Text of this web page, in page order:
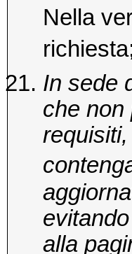
Nella
In sede
che non
alla